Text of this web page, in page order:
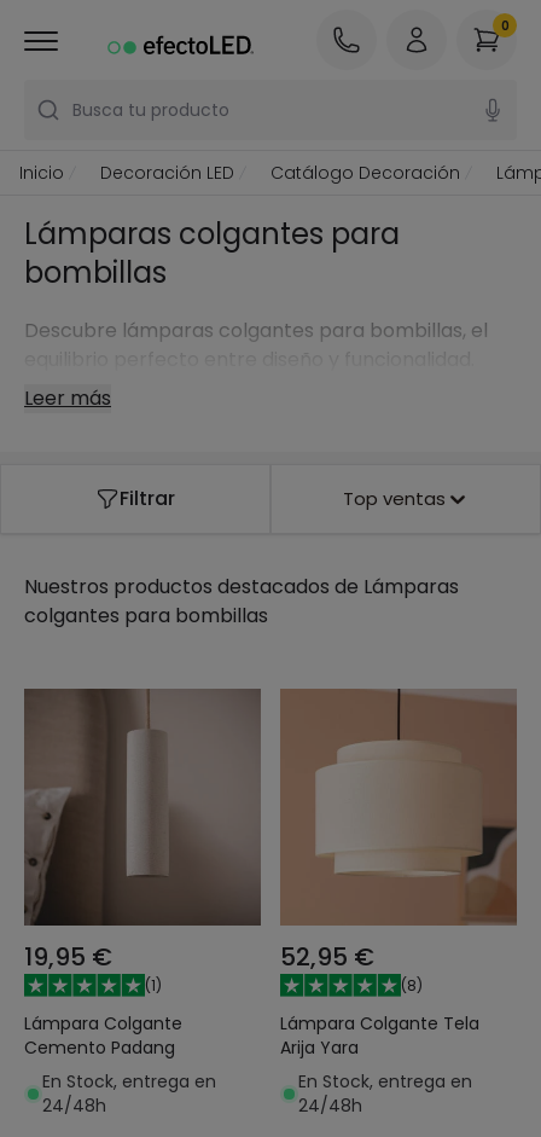
Busca tu producto
0
Inicio Decoración LED Catálogo Decoración
Lámparas colgantes para
bombillas
Descubre lámparas colgantes para bombillas, el
Leer más
Filtrar Top ventas
Nuestros productos destacados de Lámparas
colgantes para bombillas
19,95 €
(1)
Lámpara Colgante
Cemento Padang
En Stock, entrega en
24/48h
52,95 €
(8)
Lámpara Colgante Tela
Arija Yara
En Stock, entrega en
24/48h